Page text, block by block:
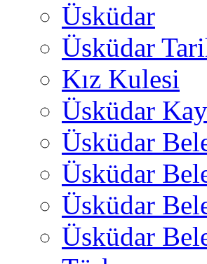
Üsküdar
Üsküdar
Kız Kulesi
Üsküdar
Üsküdar
Üsküdar
Üsküdar
Üsküdar